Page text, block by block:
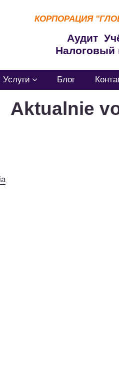
КОРПОРАЦИЯ
Аудит
Налоговый
Услуги Блог
Aktualnie